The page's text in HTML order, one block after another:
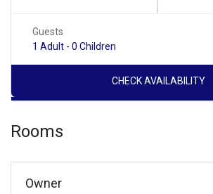
Guests
1 Adult - 0 Children
Rooms
Owner